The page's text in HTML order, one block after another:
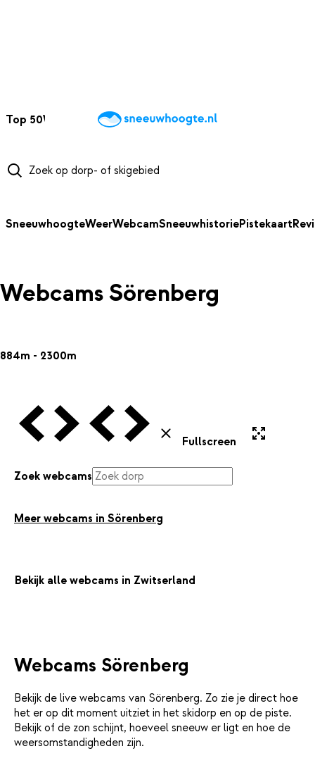
Top 50Webcams WintersportweerKaarten
SneeuwhoogteWeerWebcamSneeuwhistoriePistekaart
Webcams Sörenberg
884m - 2300m
Vorige Webcam
Volgende Webcam
Vorige Webcam
Volgende Webcam
Sluiten
Fullscreen
Zoek webcams
Meer webcams in Sörenberg
Bekijk alle webcams in Zwitserland
Webcams Sörenberg
Bekijk de live webcams van Sörenberg. Zo zie je direct hoe
het er op dit moment uitziet in het skidorp en op de piste.
Bekijk of de zon schijnt, hoeveel sneeuw er ligt en hoe de
weersomstandigheden zijn.